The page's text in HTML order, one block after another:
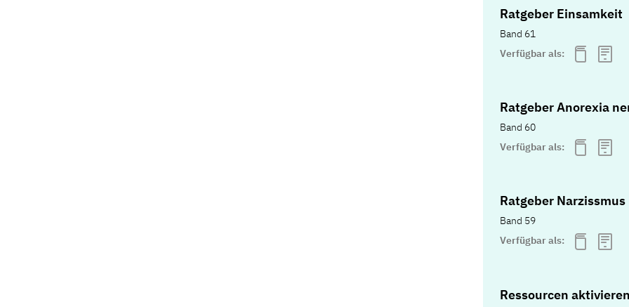
Ratgeber Einsamkeit
Band 61
Verfügbar als:
Ratgeber Anorexia
Band 60
Verfügbar als:
Ratgeber Narzissmus
Band 59
Verfügbar als:
Ressourcen